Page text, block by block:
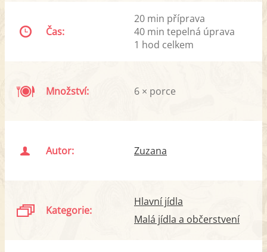
Čas:
20 min příprava
40 min tepelná úprava
1 hod celkem
Množství: 6 × porce
Autor: Zuzana
Kategorie:
Hlavní jídla
Malá jídla a občerstvení